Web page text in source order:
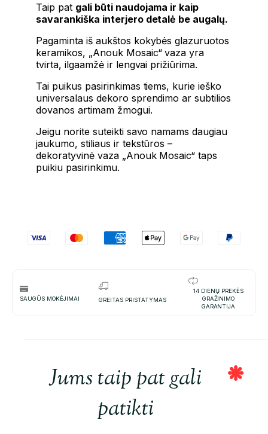
Taip pat gali būti naudojama ir kaip
savarankiška interjero detalė be augalų.
Pagaminta iš aukštos kokybės glazuruotos
keramikos, „Anouk Mosaic“ vaza yra
tvirta, ilgaamžė ir lengvai prižiūrima.
Tai puikus pasirinkimas tiems, kurie ieško
universalaus dekoro sprendimo ar subtilios
dovanos artimam žmogui.
Jeigu norite suteikti savo namams daugiau
jaukumo, stiliaus ir tekstūros –
dekoratyvinė vaza „Anouk Mosaic“ taps
puikiu pasirinkimu.
SAUGŪS MOKĖJIMAI GREITAS PRISTATYMAS
14 DIENŲ PREKĖS
GRAŽINIMO
GARANTIJA
Jums taip pat gali
patikti